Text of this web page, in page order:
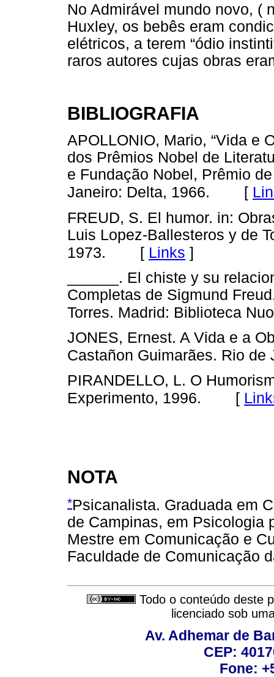
No Admirável mundo novo, (
Huxley, os bebês eram
elétricos, a terem “ódio
raros autores cujas obras
BIBLIOGRAFIA
APOLLONIO, Mario, “Vida e
dos Prêmios Nobel de
e Fundação Nobel, Prêmio
Janeiro: Delta, 1966. [
FREUD, S. El humor. in:
Luis Lopez-Ballesteros y de
1973. [ Links ]
______. El chiste y su
Completas de Sigmund
Torres. Madrid: Biblioteca
JONES, Ernest. A Vida e a
Castañon Guimarães. Rio de
PIRANDELLO, L. O
Experimento, 1996. [
NOTA
*Psicanalista. Graduada em
de Campinas, em Psicologia
Mestre em Comunicação e
Faculdade de Comunicação
Todo o conteúdo deste
licenciado sob
Av. Adhemar de
CEP:
Fone: